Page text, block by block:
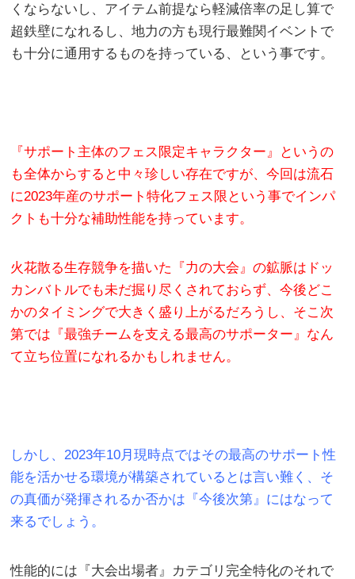
くならないし、アイテム前提なら軽減倍率の足し算で
超鉄壁になれるし、地力の方も現行最難関イベントで
も十分に通用するものを持っている、という事です。
『サポート主体のフェス限定キャラクター』というの
も全体からすると中々珍しい存在ですが、今回は流石
に2023年産のサポート特化フェス限という事でインパ
クトも十分な補助性能を持っています。
火花散る生存競争を描いた『力の大会』の鉱脈はドッ
カンバトルでも未だ掘り尽くされておらず、今後どこ
かのタイミングで大きく盛り上がるだろうし、そこ次
第では『最強チームを支える最高のサポーター』なん
て立ち位置になれるかもしれません。
しかし、2023年10月現時点ではその最高のサポート性
能を活かせる環境が構築されているとは言い難く、そ
の真価が発揮されるか否かは『今後次第』にはなって
来るでしょう。
性能的には『大会出場者』カテゴリ完全特化のそれで